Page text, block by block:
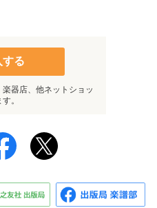
する
器店、他ネットショッ
。